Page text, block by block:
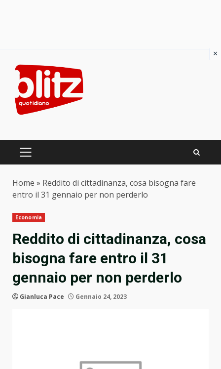
content
PRIMARY
Home » Reddito di cittadinanza, cosa bisogna fare
entro il 31 gennaio per non perderlo
Economia
Reddito di cittadinanza, cosa
bisogna fare entro il 31
gennaio per non perderlo
Gianluca Pace Gennaio 24, 2023
×